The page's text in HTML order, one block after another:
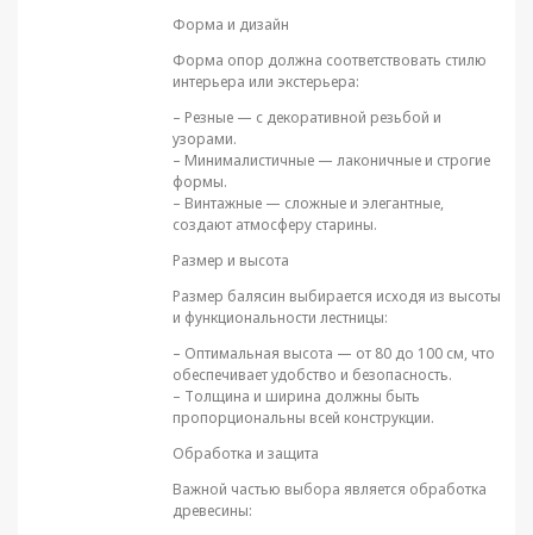
Форма и дизайн
Форма опор должна соответствовать стилю
интерьера или экстерьера:
– Резные — с декоративной резьбой и
узорами.
– Минималистичные — лаконичные и строгие
формы.
– Винтажные — сложные и элегантные,
создают атмосферу старины.
Размер и высота
Размер балясин выбирается исходя из высоты
и функциональности лестницы:
– Оптимальная высота — от 80 до 100 см, что
обеспечивает удобство и безопасность.
– Толщина и ширина должны быть
пропорциональны всей конструкции.
Обработка и защита
Важной частью выбора является обработка
древесины: